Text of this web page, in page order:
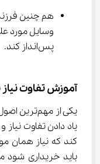
هم چنین
پس‌انداز کند.
آموزش تفاوت
یکی از
یاد دادن تفاوت
کند که نیاز همان
باید خریداری شود